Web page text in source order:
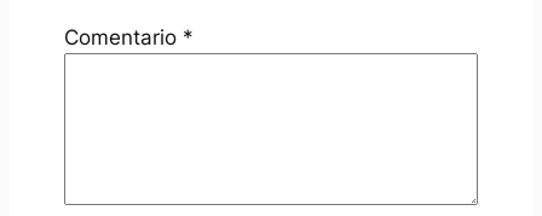
Comentario *